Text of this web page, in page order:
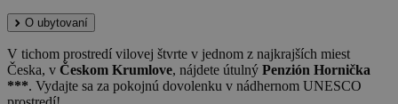
O ubytovaní
V tichom prostredí vilovej štvrte v jednom z najkrajších miest
Česka, v Českom Krumlove, nájdete útulný Penzión Hornička
***. Vydajte sa za pokojnú dovolenku v nádhernom UNESCO